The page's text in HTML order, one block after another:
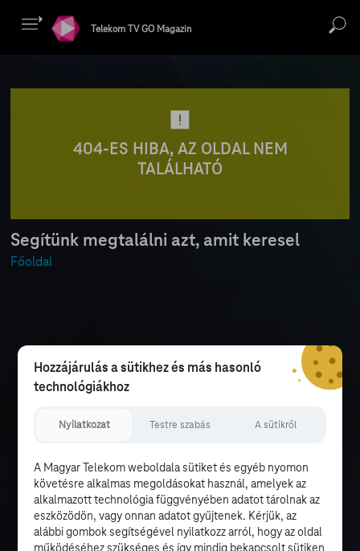
Telekom TV GO Magazin
404-ES HIBA, AZ OLDAL NEM
TALÁLHATÓ
Segítünk megtalálni azt, amit keresel
Főoldal
Hozzájárulás a sütikhez és más hasonló
technológiákhoz
Nyilatkozat Testre szabás A sütikről
A Magyar Telekom weboldala sütiket és egyéb nyomon
követésre alkalmas megoldásokat használ, amelyek az
alkalmazott technológia függvényében adatot tárolnak az
eszközödön, vagy onnan adatot gyűjtenek. Kérjük, az
alábbi gombok segítségével nyilatkozz arról, hogy az oldal
működéséhez szükséges és így mindig bekapcsolt sütiken